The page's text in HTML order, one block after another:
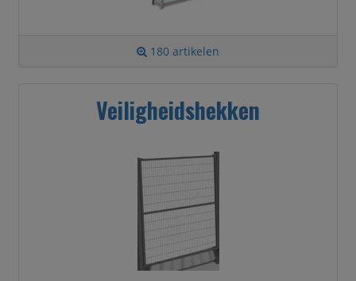
180 artikelen
Veiligheidshekken